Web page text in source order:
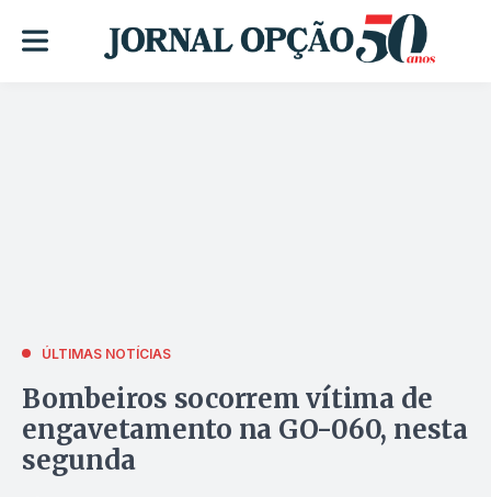
ÚLTIMAS NOTÍCIAS
Bombeiros socorrem vítima de
engavetamento na GO-060, nesta
segunda